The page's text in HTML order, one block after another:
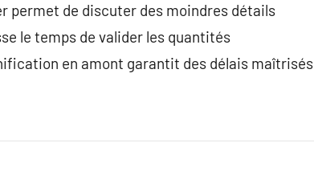
permet de discuter des moindres détails
le temps de valider les quantités
en amont garantit des délais maîtrisés